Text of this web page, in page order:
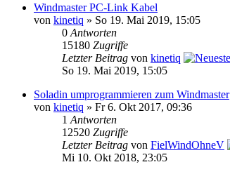
Windmaster PC-Link Kabel
von kinetiq » So 19. Mai 2019, 15:05
0 Antworten
15180 Zugriffe
Letzter Beitrag von kinetiq
So 19. Mai 2019, 15:05
Soladin umprogrammieren zum Windmaster
von kinetiq » Fr 6. Okt 2017, 09:36
1 Antworten
12520 Zugriffe
Letzter Beitrag von FielWindOhneV
Mi 10. Okt 2018, 23:05